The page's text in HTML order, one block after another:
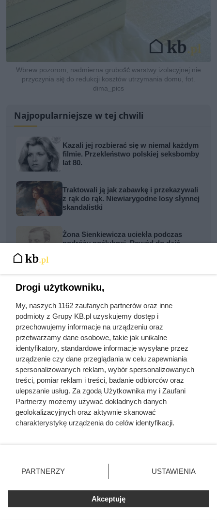
Wbrew pozorom, nadmierna grubość warstwy izolacyjnej nie
przyczynia się do redukcji kosztów utrzymania domu, fot.
dima_pics
Najpopularniejsze w tej chwili
Kazali jej rozbierać się w niemal każdym
filmie. Przekleństwo polskiej seksbomby
lat 80.
Traktowali ją jak zabawkę i przekazywali
z rąk do rąk. Niewiarygodne losy słynnej
skandalistki
Żona Sienkiewicza uciekła podczas
podróży poślubnej. Powód do dziś
zgwałcić. Historia polskiego władcy
Zrobili z żony cesarza „nierządnicę” i
przypisali jej 25 mężczyzn jednej nocy.
Tak Rzym pozbył się zbyt ambitnej
kobiety
Czytaj także:
Cennik usług remontowych 2026 - mamy
całej Polsce
Cennik układania kostki brukowej - robocizna i
materiał
Drogi użytkowniku,
My, naszych 1162 zaufanych partnerów oraz inne
podmioty z Grupy KB.pl uzyskujemy dostęp i
przechowujemy informacje na urządzeniu oraz
przetwarzamy dane osobowe, takie jak unikalne
identyfikatory, standardowe informacje wysyłane przez
urządzenie czy dane przeglądania w celu zapewniania
spersonalizowanych reklam, wybór spersonalizowanych
treści, pomiar reklam i treści, badanie odbiorców oraz
ulepszanie usług. Za zgodą Użytkownika my i Zaufani
Partnerzy możemy używać dokładnych danych
geolokalizacyjnych oraz aktywnie skanować
charakterystykę urządzenia do celów identyfikacji.
zmienić/wycofać klikając przycisk ustawień prywatności
znajdujący się w lewym dolnym rogu strony. Niektóre
użytkownika, ale masz prawo sprzeciwić się takiemu
przetwarzaniu. Preferencje będą miały zastosowania tylko
PARTNERZY USTAWIENIA
Akceptuję